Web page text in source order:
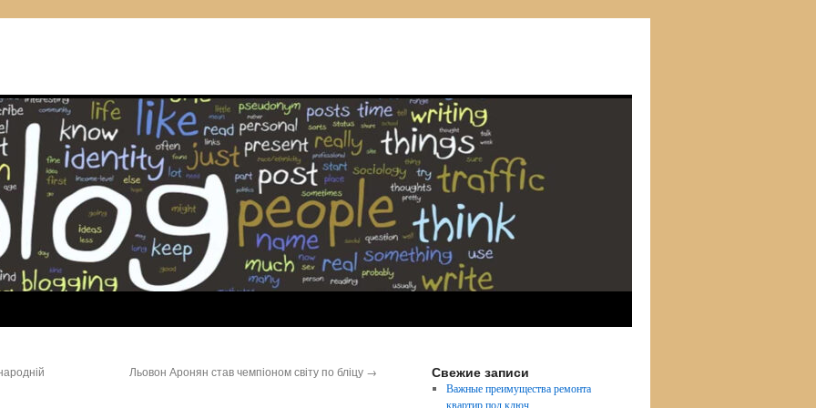
Льовон Аронян став чемпіоном світу по бліцу → Свежие записи
Важные преимущества ремонта
квартир под ключ